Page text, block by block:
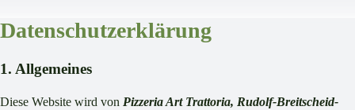
Datenschutzerklärung
1. Allgemeines
Diese Website wird von Pizzeria Art Trattoria, Rudolf-Breitscheid-